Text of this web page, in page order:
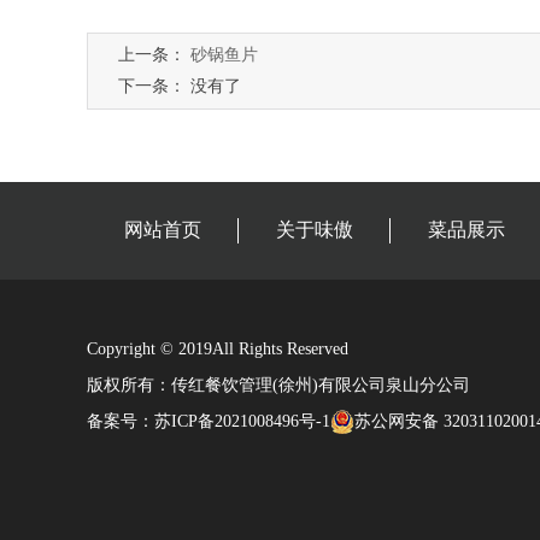
上一条： 砂锅鱼片
下一条： 没有了
网站首页 关于味傲 菜品展示
Copyright © 2019All Rights Reserved
版权所有：传红餐饮管理(徐州)有限公司泉山分公司
备案号： 苏ICP备2021008496号-1 苏公网安备